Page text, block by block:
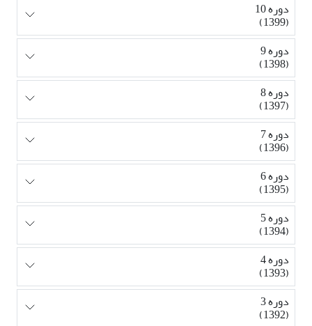
دوره 10
(1399)
دوره 9
(1398)
دوره 8
(1397)
دوره 7
(1396)
دوره 6
(1395)
دوره 5
(1394)
دوره 4
(1393)
دوره 3
(1392)